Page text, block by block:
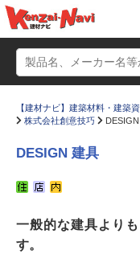
かたなび
【建材ナビ】建築材料・建築
株式会社創意技巧
DESIGN 建具
一般的な建具より
す。